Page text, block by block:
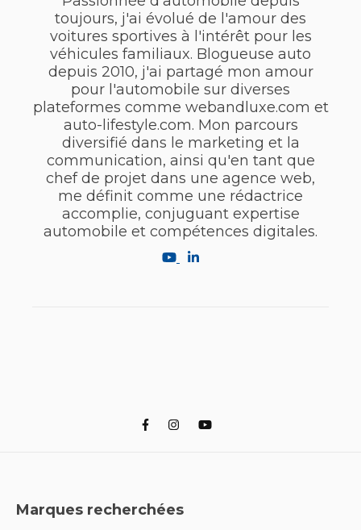
toujours, j'ai évolué de l'amour des
voitures sportives à l'intérêt pour les
véhicules familiaux. Blogueuse auto
depuis 2010, j'ai partagé mon amour
pour l'automobile sur diverses
plateformes comme webandluxe.com et
auto-lifestyle.com. Mon parcours
diversifié dans le marketing et la
communication, ainsi qu'en tant que
chef de projet dans une agence web,
me définit comme une rédactrice
accomplie, conjuguant expertise
automobile et compétences digitales.
Marques recherchées